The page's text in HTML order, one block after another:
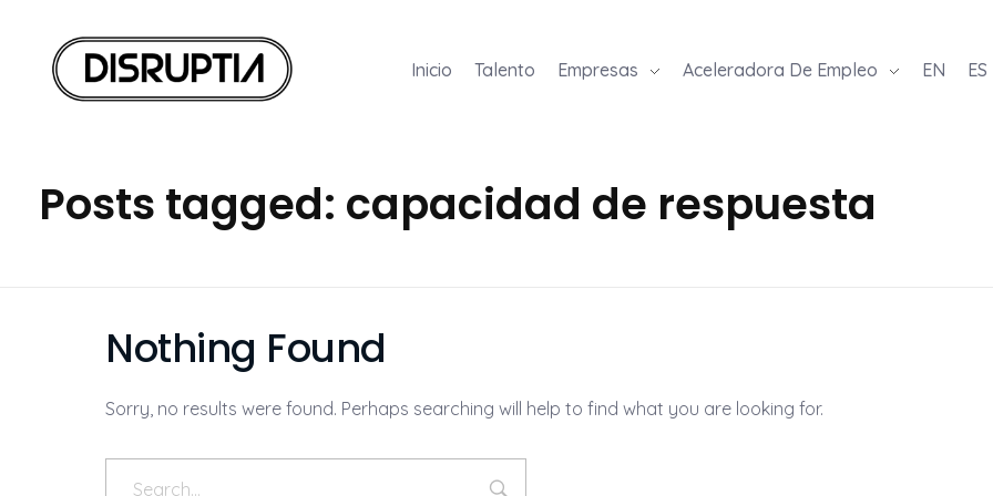
Inicio Talento Empresas Aceleradora De Empleo EN ES
Posts tagged: capacidad de respuesta
Nothing Found
Sorry, no results were found. Perhaps searching will help to find what you are looking for.